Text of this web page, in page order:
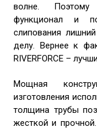
волне.
функционал и
слипования
делу. Вернее к
RIVERFORCE –
Мощная
изготовления
толщина трубы
жесткой и